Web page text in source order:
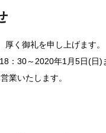
く御礼を申し上げます。
：30～2020年1月5日(日
業いたします。